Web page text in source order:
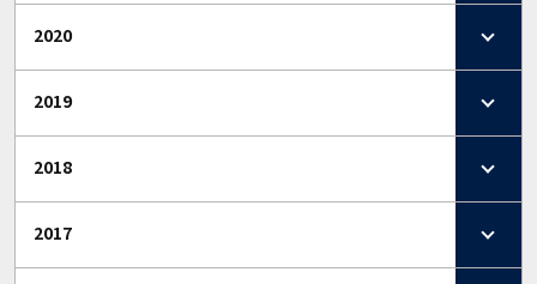
2020
2019
2018
2017